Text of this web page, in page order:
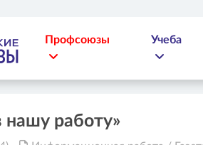
Профсоюзы Учеба
работу»